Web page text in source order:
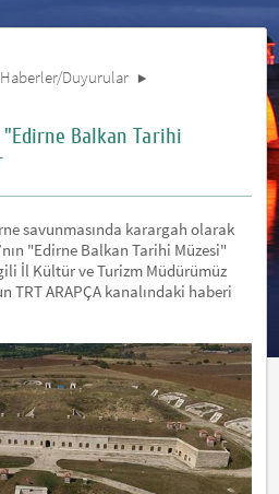
Haberler/Duyurular
"Edirne Balkan Tarihi
savunmasında karargah olarak
"Edirne Balkan Tarihi Müzesi"
İl Kültür ve Turizm Müdürümüz
TRT ARAPÇA kanalındaki haberi